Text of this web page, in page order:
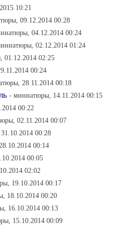
10:21
09.12.2014 00:28
04.12.2014 00:24
02.12.2014 01:24
02:25
00:24
28.11.2014 00:18
- миниатюры, 14.11.2014 00:15
00:22
02.11.2014 00:07
00:28
00:14
00:05
02:02
19.10.2014 00:17
18.10.2014 00:20
16.10.2014 00:13
15.10.2014 00:09